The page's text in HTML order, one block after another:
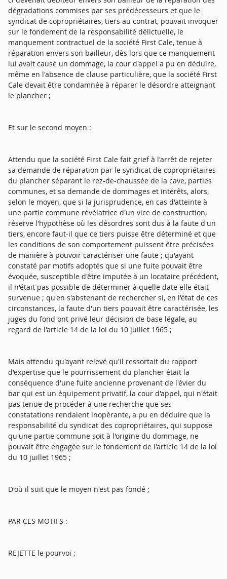
dégradations commises par ses prédécesseurs et que le
syndicat de copropriétaires, tiers au contrat, pouvait invoquer
sur le fondement de la responsabilité délictuelle, le
manquement contractuel de la société First Cale, tenue à
réparation envers son bailleur, dès lors que ce manquement
lui avait causé un dommage, la cour d'appel a pu en déduire,
même en l'absence de clause particulière, que la société First
Cale devait être condamnée à réparer le désordre atteignant
le plancher ;
Et sur le second moyen :
Attendu que la société First Cale fait grief à l'arrêt de rejeter
sa demande de réparation par le syndicat de copropriétaires
du plancher séparant le rez-de-chaussée de la cave, parties
communes, et sa demande de dommages et intérêts, alors,
selon le moyen, que si la jurisprudence, en cas d'atteinte à
une partie commune révélatrice d'un vice de construction,
réserve l'hypothèse où les désordres sont dus à la faute d'un
tiers, encore faut-il que ce tiers puisse être déterminé et que
les conditions de son comportement puissent être précisées
de manière à pouvoir caractériser une faute ; qu'ayant
constaté par motifs adoptés que si une fuite pouvait être
évoquée, susceptible d'être imputée à un locataire précédent,
il n'était pas possible de déterminer à quelle date elle était
survenue ; qu'en s'abstenant de rechercher si, en l'état de ces
circonstances, la faute d'un tiers pouvait être caractérisée, les
juges du fond ont privé leur décision de base légale, au
regard de l'article 14 de la loi du 10 juillet 1965 ;
Mais attendu qu'ayant relevé qu'il ressortait du rapport
d'expertise que le pourrissement du plancher était la
conséquence d'une fuite ancienne provenant de l'évier du
bar qui est un équipement privatif, la cour d'appel, qui n'était
pas tenue de procéder à une recherche que ses
constatations rendaient inopérante, a pu en déduire que la
responsabilité du syndicat des copropriétaires, qui suppose
qu'une partie commune soit à l'origine du dommage, ne
pouvait être engagée sur le fondement de l'article 14 de la loi
du 10 juillet 1965 ;
D'où il suit que le moyen n'est pas fondé ;
PAR CES MOTIFS :
REJETTE le pourvoi ;